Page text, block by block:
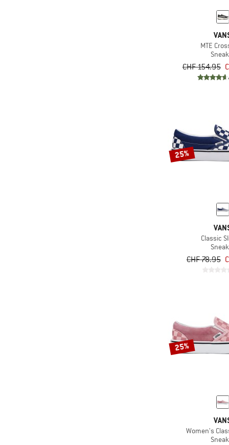
MTE
CHF 154.95
25%
Classic
CHF 78.95
25%
Women's